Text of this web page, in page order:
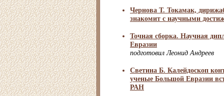
Чернова Т. Токамак,
знакомит с научными
Точная сборка. Научная
Евразии
подготовил Леонид Андреев
Светина Б. Калейдоскоп
ученые Большой Евразии
РАН